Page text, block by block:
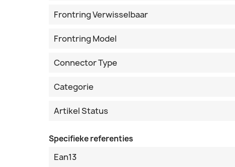
Frontring Verwisselbaar
Frontring Model
Connector Type
Categorie
Artikel Status
Specifieke referenties
Ean13